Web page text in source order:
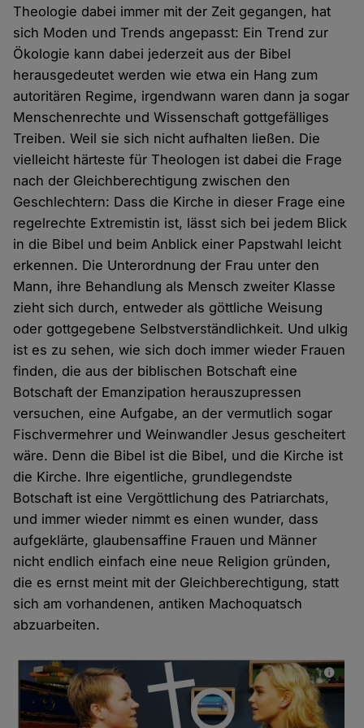
Theologie dabei immer mit der Zeit gegangen, hat
sich Moden und Trends angepasst: Ein Trend zur
Ökologie kann dabei jederzeit aus der Bibel
herausgedeutet werden wie etwa ein Hang zum
autoritären Regime, irgendwann waren dann ja sogar
Menschenrechte und Wissenschaft gottgefälliges
Treiben. Weil sie sich nicht aufhalten ließen. Die
vielleicht härteste für Theologen ist dabei die Frage
nach der Gleichberechtigung zwischen den
Geschlechtern: Dass die Kirche in dieser Frage eine
regelrechte Extremistin ist, lässt sich bei jedem Blick
in die Bibel und beim Anblick einer Papstwahl leicht
erkennen. Die Unterordnung der Frau unter den
Mann, ihre Behandlung als Mensch zweiter Klasse
zieht sich durch, entweder als göttliche Weisung
oder gottgegebene Selbstverständlichkeit. Und ulkig
ist es zu sehen, wie sich doch immer wieder Frauen
finden, die aus der biblischen Botschaft eine
Botschaft der Emanzipation herauszupressen
versuchen, eine Aufgabe, an der vermutlich sogar
Fischvermehrer und Weinwandler Jesus gescheitert
wäre. Denn die Bibel ist die Bibel, und die Kirche ist
die Kirche. Ihre eigentliche, grundlegendste
Botschaft ist eine Vergöttlichung des Patriarchats,
und immer wieder nimmt es einen wunder, dass
aufgeklärte, glaubensaffine Frauen und Männer
nicht endlich einfach eine neue Religion gründen,
die es ernst meint mit der Gleichberechtigung, statt
sich am vorhandenen, antiken Machoquatsch
abzuarbeiten.